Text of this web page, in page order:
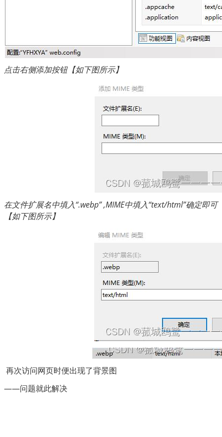
点击右侧添加按钮【如下图所示】
在文件扩展名中填入“.webp” ,MIME中填入“text/html”确定即可
【如下图所示】
再次访问网页时便出现了背景图
——问题就此解决